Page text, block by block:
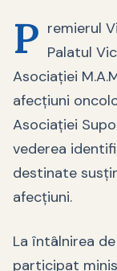
P remierul
Palatul
Asociaţiei
afecţiuni
Asociaţiei
vederea
destinate
afecţiuni.
La întâlnirea
participat